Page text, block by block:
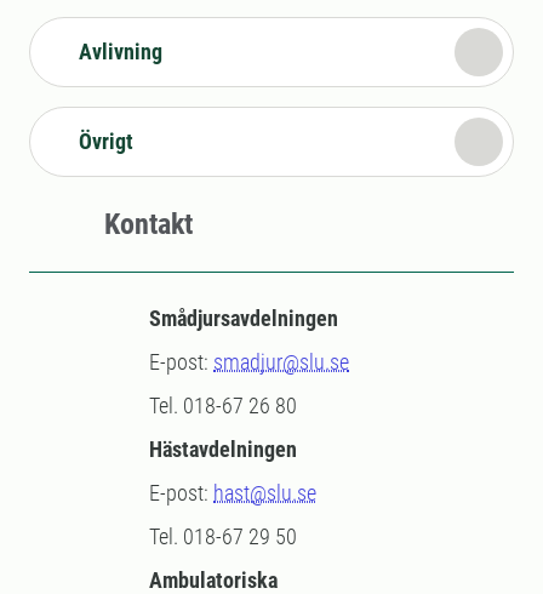
Avlivning
Övrigt
Kontakt
Smådjursavdelningen
E-post: smadjur@slu.se
Tel. 018-67 26 80
Hästavdelningen
E-post: hast@slu.se
Tel. 018-67 29 50
Ambulatoriska